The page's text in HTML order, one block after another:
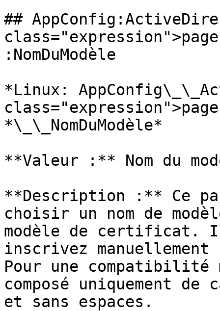
##
:NomDuModèle
*Linux:
*\_\_NomDuModèle*
**Valeur :** Nom du
**Description :** Ce
choisir un nom de
modèle de certificat.
inscrivez
Pour une compatibilité
composé uniquement de
et sans espaces.